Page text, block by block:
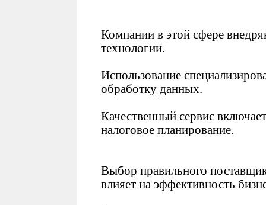
Компании в этой сфере
технологии.
Использование
обработку данных.
Качественный сервис
налоговое планирование.
Выбор правильного
влияет на эффективность